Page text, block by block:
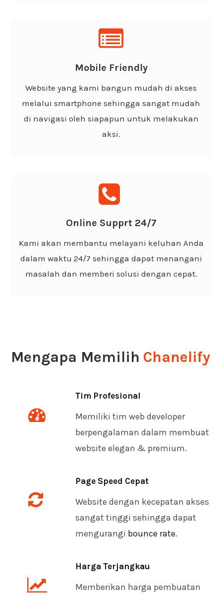
Mobile Friendly
Website yang kami bangun mudah di akses
melalui smartphone sehingga sangat mudah
di navigasi oleh siapapun untuk melakukan
aksi.
Support Mobile
melalui handphone atau smartphone dan
tentunya sangat cepat diakses.
Online Supprt 24/7
Kami akan membantu melayani keluhan Anda
dalam waktu 24/7 sehingga dapat menangani
masalah dan memberi solusi dengan cepat.
Support Team 24/7
perbaikan website apabila dibutuhkan dengan
cepat dan cepat tanggap.
Mengapa Memilih Chanelify
Tim Profesional
Memiliki tim web developer
berpengalaman dalam membuat
website elegan & premium.
Page Speed Cepat
Website dengan kecepatan akses
sangat tinggi sehingga dapat
mengurangi bounce rate.
Harga Terjangkau
Memberikan harga pembuatan